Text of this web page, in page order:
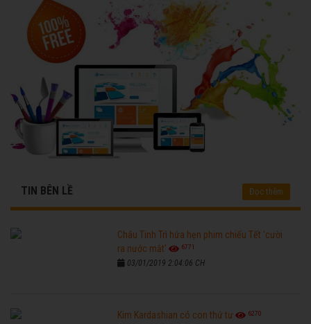
TIN BÊN LỀ Đọc thêm
Châu Tinh Trì hứa hẹn phim chiếu Tết 'cười
ra nước mắt'
6771
03/01/2019 2:04:06 CH
Kim Kardashian có con thứ tư 6270